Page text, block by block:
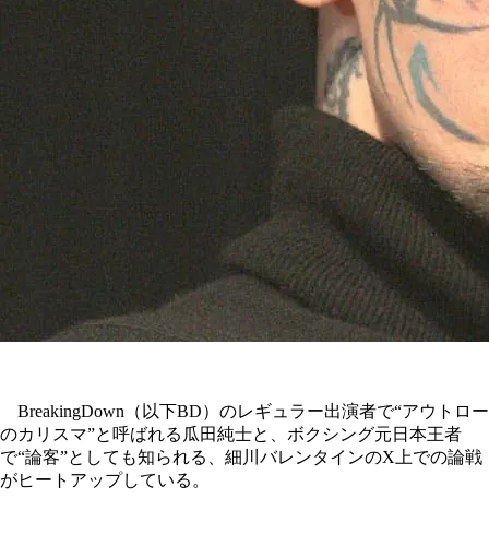
BreakingDown（以下BD）のレギュラー出演者で“アウトロー
のカリスマ”と呼ばれる瓜田純士と、ボクシング元日本王者
で“論客”としても知られる、細川バレンタインのX上での論戦
がヒートアップしている。